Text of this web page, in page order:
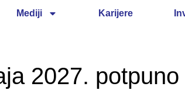
Mediji Karijere
2027.